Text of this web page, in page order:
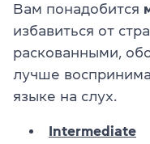
Вам понадобится
избавиться от
раскованными,
лучше
языке на слух.
Intermediate